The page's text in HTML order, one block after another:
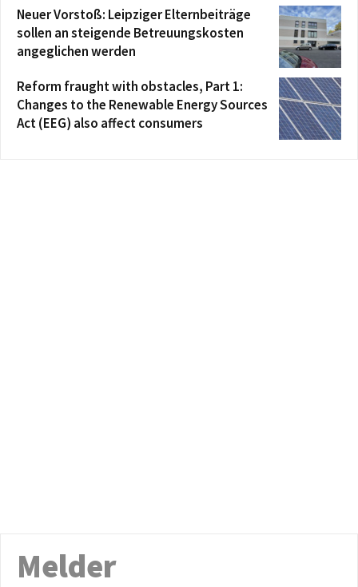
Neuer Vorstoß: Leipziger Elternbeiträge
sollen an steigende Betreuungskosten
angeglichen werden
Reform fraught with obstacles, Part 1:
Changes to the Renewable Energy Sources
Act (EEG) also affect consumers
Melder